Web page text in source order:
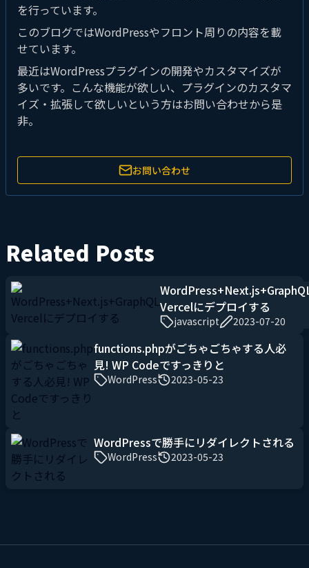
を行っています。
このブログではWordPressやフロント周りの内容を載
せています。
最近はWordPressプラグインの開発やカスタマイズが
多いです。こんな機能が欲しい、プラグインのカスタマ
イズ・拡張して欲しいという方はお問い合わせから是
非。
お問い合わせ
Related Posts
Vercelにデプロイする
javascript 2023-07-20
functions.phpがごちゃごちゃする人必
見! WP Codeですっきりと
WordPress 2023-05-23
WordPressで勝手にリダイレクトされる
WordPress 2023-05-23